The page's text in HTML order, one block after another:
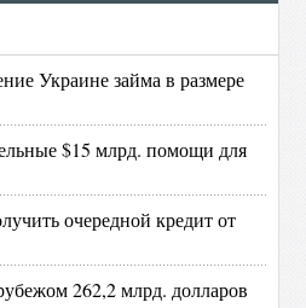
Украине займа в размере
$15 млрд. помощи для
очередной кредит от
262,2 млрд. долларов